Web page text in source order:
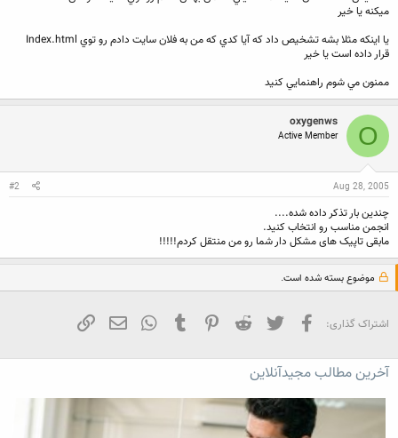
ميکنه يا خير
يا اينکه مثلا بشه تشخيص داد که آيا کدي که من به فلان سايت دادم رو توي Index.html
قرار داده است يا خير
ممنون مي شوم راهنمايي کنيد
O
oxygenws
Active Member
Aug 28, 2005
#2
چندین بار تذکر داده شده....
انجمن مناسب رو انتخاب کنید.
مابقی تاپیک های مشکل دار شما رو من منتقل کردم!!!!!
موضوع بسته شده است.
اشتراک گذاری: فیسبوک تویتر Reddit
Pinterest
Tumblr
WhatsApp
ایمیل
آخرین مطالب مجیدآنلاین